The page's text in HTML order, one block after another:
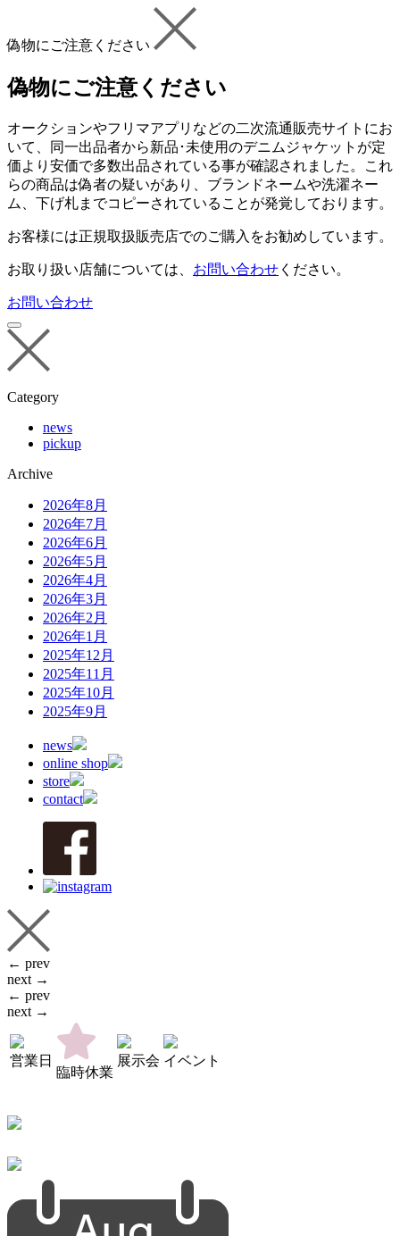
偽物にご注意ください
偽物にご注意ください
オークションやフリマアプリなどの二次流通販売サイトにお
いて、同一出品者から新品･未使用のデニムジャケットが定
価より安価で多数出品されている事が確認されました。
これ
らの商品は偽者の疑いがあり、ブランドネームや洗濯ネー
ム、下げ札までコピーされていることが発覚しております。
お客様には正規取扱販売店でのご購入をお勧めしています。
お取り扱い店舗については、 お問い合わせ ください。
お問い合わせ
Category
news
pickup
Archive
2026年8月
2026年7月
2026年6月
2026年5月
2026年4月
2026年3月
2026年2月
2026年1月
2025年12月
2025年11月
2025年10月
2025年9月
news
online shop
store
contact
← prev
next →
← prev
next →
営業日
臨時休業
展示会 イベント